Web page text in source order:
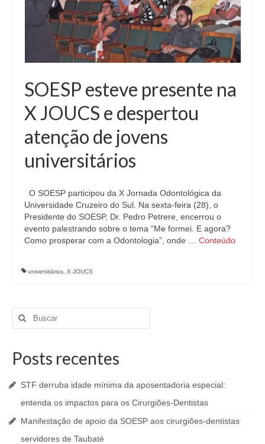
SOESP esteve presente na
X JOUCS e despertou
atenção de jovens
universitários
O SOESP participou da X Jornada Odontológica da
Universidade Cruzeiro do Sul. Na sexta-feira (28), o
Presidente do SOESP, Dr. Pedro Petrere, encerrou o
evento palestrando sobre o tema “Me formei. E agora?
Como prosperar com a Odontologia”, onde … Conteúdo
universitários X JOUCS
Buscar
por:
Posts recentes
STF derruba idade mínima da aposentadoria especial:
entenda os impactos para os Cirurgiões-Dentistas
Manifestação de apoio da SOESP aos cirurgiões-dentistas
servidores de Taubaté